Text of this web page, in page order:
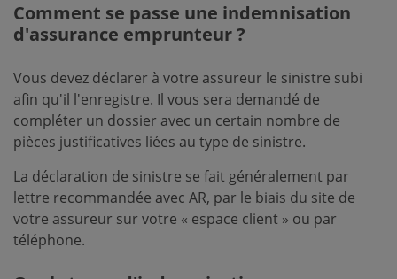
Comment se passe une indemnisation
d'assurance emprunteur ?
Vous devez déclarer à votre assureur le sinistre subi
afin qu'il l'enregistre. Il vous sera demandé de
compléter un dossier avec un certain nombre de
pièces justificatives liées au type de sinistre.
La déclaration de sinistre se fait généralement par
lettre recommandée avec AR, par le biais du site de
votre assureur sur votre « espace client » ou par
téléphone.